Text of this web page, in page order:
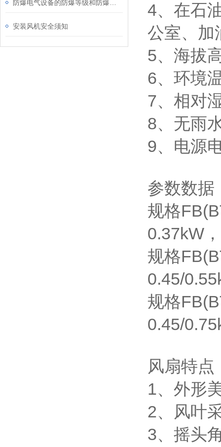
安装风机安全须知
4、在石
公室、加
5、海拔
6、环境
7、相对
8、无雨
9、电源
参数数据
规格
0.37kW
规格
0.45/
规格
0.45/
风扇特点
1、外形
2、风叶
3、摇头